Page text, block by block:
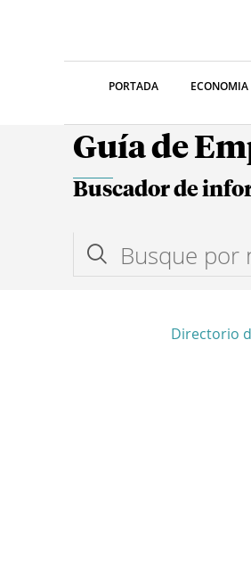
PORTADA ECONOMIA
Guía de
Buscador de
Directorio